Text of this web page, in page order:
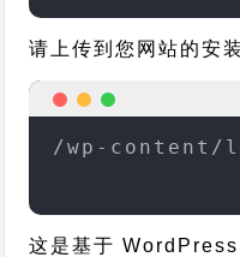
请上传到您网站的安
/wp-content/
这是基于